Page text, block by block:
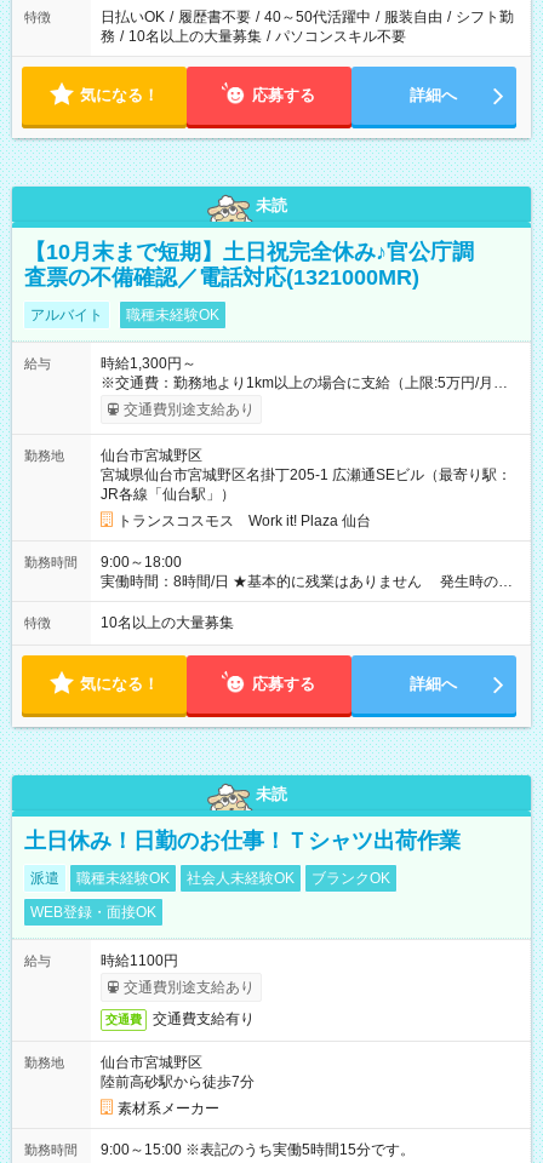
特徴 日払いOK / 履歴書不要 / 40～50代活躍中 / 服装自由 / シフト勤
務 / 10名以上の大量募集 / パソコンスキル不要
気になる！ 応募する 詳細へ
未読
【10月末まで短期】土日祝完全休み♪官公庁調
査票の不備確認／電話対応(1321000MR)
アルバイト 職種未経験OK
給与
時給1,300円～
※交通費：勤務地より1km以上の場合に支給（上限:5万円/月・
2,500円/日） ※残業代：残業発生時は1分単位で支給 ※研修中の
給与変動なし ＜ 収入例 ＞ ■週5日勤務の場合… 月収22万8,800
4日勤務の場合… 月収16万6,400円以上可能 ※交通費別途支給
（時給1,300円×8時間×16日） 【試用期間】試用期間なし
交通費別途支給あり
勤務地
仙台市宮城野区
宮城県仙台市宮城野区名掛丁205-1 広瀬通SEビル（最寄り駅：
JR各線「仙台駅」）
トランスコスモス Work it! Plaza 仙台
勤務時間
9:00～18:00
実働時間：8時間/日 ★基本的に残業はありません 発生時の残
業代は1分単位で支給いたします
特徴 10名以上の大量募集
気になる！ 応募する 詳細へ
未読
土日休み！日勤のお仕事！Ｔシャツ出荷作業
派遣 職種未経験OK 社会人未経験OK
ブランクOK
WEB登録・面接OK
給与
時給1100円
交通費別途支給あり
交通費 交通費支給有り
勤務地
仙台市宮城野区
陸前高砂駅から徒歩7分
素材系メーカー
勤務時間 9:00～15:00 ※表記のうち実働5時間15分です。